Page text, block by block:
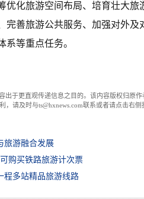
优化旅游空间布局、培育壮大旅
完善旅游公共服务、加强对外
系等重点任务。
出于更直观传递信息之目的。该内容版权归原
，请及时与ts@hxnews.com联系或者请点击右
旅游融合发展
购买铁路旅游计次票
程多站精品旅游线路